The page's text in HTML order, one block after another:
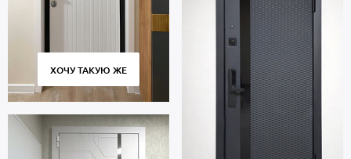
ХОЧУ ТАКУЮ ЖЕ